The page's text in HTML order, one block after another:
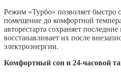
Режим «Турбо» позволяет быстро
помещение до комфортной
авторестарта сохраняет
восстанавливает их после
электроэнергии.
Комфортный сон и 24-часовой